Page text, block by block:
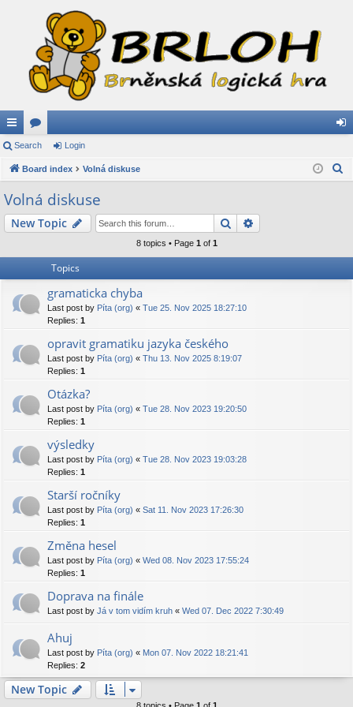
ui
ck
lin
ks
or
u
s
in
Search Login
Board index Volná diskuse
Volná diskuse
New Topic Search
8 topics • Page 1 of 1
Topics
gramaticka chyba
Last post by Píta (org) « Tue 25. Nov 2025 18:27:10
Replies: 1
opravit gramatiku jazyka českého
Last post by Píta (org) « Thu 13. Nov 2025 8:19:07
Replies: 1
Otázka?
Last post by Píta (org) « Tue 28. Nov 2023 19:20:50
Replies: 1
výsledky
Last post by Píta (org) « Tue 28. Nov 2023 19:03:28
Replies: 1
Starší ročníky
Last post by Píta (org) « Sat 11. Nov 2023 17:26:30
Replies: 1
Změna hesel
Last post by Píta (org) « Wed 08. Nov 2023 17:55:24
Replies: 1
Doprava na finále
Last post by Já v tom vidím kruh « Wed 07. Dec 2022 7:30:49
Ahuj
Last post by Píta (org) « Mon 07. Nov 2022 18:21:41
Replies: 2
New Topic